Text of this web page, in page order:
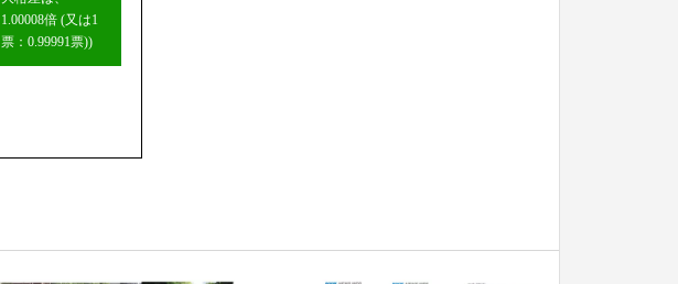
1.00008倍 (又は1
票：0.99991票))